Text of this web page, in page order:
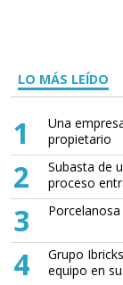
LO MÁS LEÍDO
1
Una
propietario
2
Subasta de
proceso
3
4
Grupo
equipo en